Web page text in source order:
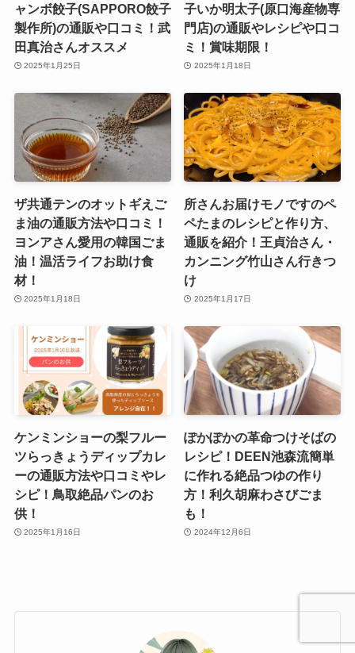
ャンボ餃子(SAPPORO餃子
製作所)の通販や口コミ！武
田真治さんオススメ
2025年1月25日
子いか明太子(原口海産物専
門店)の通販やレシピや口コ
ミ！賞味期限！
2025年1月18日
ザ共通テンのオットギえご
ま油の通販方法や口コミ！
ヨンアさん愛用の韓国ごま
油！温活ライフお助け食
材！
2025年1月18日
所さんお届けモノですのペ
ペたまのレシピと作り方、
通販を紹介！王貞治さん・
カンニング竹山さん行きつ
け
2025年1月17日
ケンミンショーの梨フルー
ツらっきょうディップカレ
ーの通販方法や口コミやレ
シピ！鳥取絶品パンのお
供！
2025年1月16日
ぽかぽかの革命つけそばの
レシピ！DEEN池森流簡単
に作れる絶品つゆの作り
方！利久胡麻わさびごま
も！
2024年12月6日